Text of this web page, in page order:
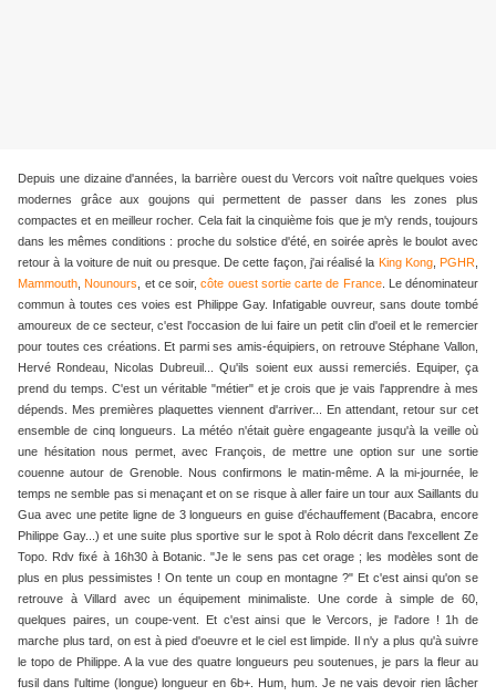
Depuis une dizaine d'années, la barrière ouest du Vercors voit naître quelques voies
modernes grâce aux goujons qui permettent de passer dans les zones plus
compactes et en meilleur rocher. Cela fait la cinquième fois que je m'y rends, toujours
dans les mêmes conditions : proche du solstice d'été, en soirée après le boulot avec
retour à la voiture de nuit ou presque. De cette façon, j'ai réalisé la King Kong, PGHR
Mammouth ,Nounours , et ce soir,côte ouest sortie carte de France. Le dénominateur
commun à toutes ces voies est Philippe Gay. Infatigable ouvreur, sans doute tombé
amoureux de ce secteur, c'est l'occasion de lui faire un petit clin d'oeil et le remercier
pour toutes ces créations. Et parmi ses amis-équipiers, on retrouve Stéphane Vallon,
Hervé Rondeau, Nicolas Dubreuil... Qu'ils soient eux aussi remerciés. Equiper, ça
prend du temps. C'est un véritable "métier" et je crois que je vais l'apprendre à mes
dépends. Mes premières plaquettes viennent d'arriver... En attendant, retour sur cet
ensemble de cinq longueurs. La météo n'était guère engageante jusqu'à la veille où
une hésitation nous permet, avec François, de mettre une option sur une sortie
couenne autour de Grenoble. Nous confirmons le matin-même. A la mi-journée, le
temps ne semble pas si menaçant et on se risque à aller faire un tour aux Saillants du
Gua avec une petite ligne de 3 longueurs en guise d'échauffement (Bacabra, encore
Philippe Gay...) et une suite plus sportive sur le spot à Rolo décrit dans l'excellent Ze
Topo. Rdv fixé à 16h30 à Botanic. "Je le sens pas cet orage ; les modèles sont de
plus en plus pessimistes ! On tente un coup en montagne ?" Et c'est ainsi qu'on se
retrouve à Villard avec un équipement minimaliste. Une corde à simple de 60,
quelques paires, un coupe-vent. Et c'est ainsi que le Vercors, je l'adore ! 1h de
marche plus tard, on est à pied d'oeuvre et le ciel est limpide. Il n'y a plus qu'à suivre
le topo de Philippe. A la vue des quatre longueurs peu soutenues, je pars la fleur au
fusil dans l'ultime (longue) longueur en 6b+. Hum, hum. Je ne vais devoir rien lâcher